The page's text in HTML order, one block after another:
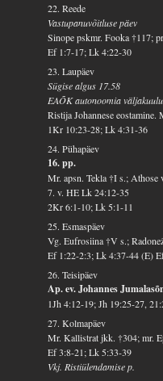
22. Reede
Vastupanuvõitluse päev
Sinope pskmr. Fooka †117;
Ef 1:7-17; Lk 4:22-30
23. Laupäev
Sügise algus 17.58
EAÕK autonoomia
Ristija Johannese eostamine.
1Kr 10:23-28; Lk 4:31-36
24. Pühapäev
16. pp.
Mr. apsn. Tekla †I s.; Athose
7. v. HE Lk 24:12-35
2Kr 6:1-10; Lk 5:1-11
25. Esmaspäev
Vg. Eufrosiina †V s.;
Ef 1:22-2:3; Lk 4:37-44 (E)
26. Teisipäev
Ap. ev. Johannes
1Jh 4:12-19; Jh 19:25-27,
27. Kolmapäev
Mr. Kallistrat jkk. †304; mr.
Ef 3:8-21; Lk 5:33-39
Vkj. Ristiülendamise p.